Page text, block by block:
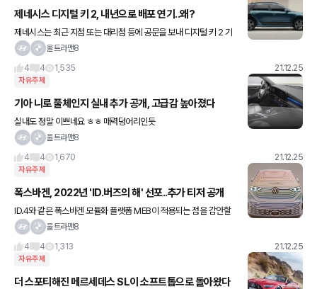
제네시스 디지털 키 2, 내년으로 배포 연기..왜?
제네시스는 최근 지점 또는 대리점 등에 공문을 보내 디지털 키 2 기
능 도입 연기 사실을 알렸다네요 제네시스는 도입 연기 이유에 대해
울트라맨8
4
4 1,535 21.12.25
자유주제
기아 니로 풀체인지 실내 추가 공개, 고급감 높아졌다
실내도 정말 이쁘네요 ㅎㅎ 매력덩어리인듯
울트라맨8
4
4 1,670 21.12.25
자유주제
폭스바겐, 2022년 'ID.버즈의 해' 선포..추가 티저 공개
ID.4와 같은 폭스바겐 모듈화 플랫폼 MEB이 적용되는 점을 감안할
때 엔트리 레벨은 후륜에 모터를 장착해 최고출력 201마력 최대토크
울트라맨8
4
4 1,313 21.12.25
자유주제
더 스포티해진 메르세데스 SL이 소프트톱으로 돌아왔다